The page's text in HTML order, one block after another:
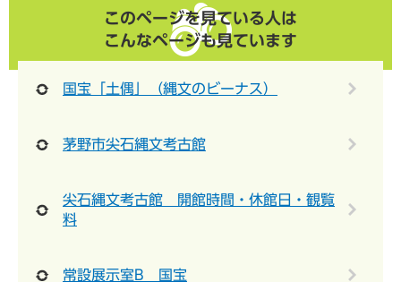
このページを見ている人は
こんなページも見ています
国宝「土偶」（縄文のビーナス）
茅野市尖石縄文考古館
尖石縄文考古館 開館時間・休館日・観覧
料
常設展示室B 国宝